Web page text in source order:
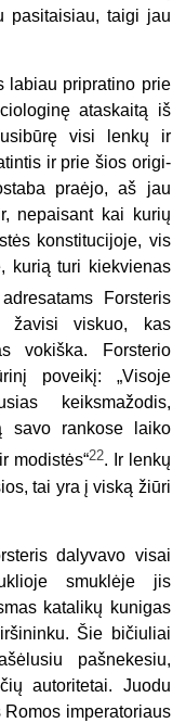
pasitaisiau, taigi jau
labiau pripratino prie
ataskaitą iš
visi lenkų ir
ir prie šios origi­
praėjo, aš jau
nepaisant kai kurių
kons­titucijoje, vis
kurią turi kiekvienas
Forsteris
žavisi viskuo, kas
vokiška. Forsterio
poveikį: „Visoje
keiksmažodis,
savo rankose laiko
modistės“22. Ir lenkų
tai yra į viską žiūri
dalyvavo visai
smuklėje jis
katalikų kunigas
Šie bičiuliai
pašnekesiu,
autoritetai. Juodu
impera­toriaus